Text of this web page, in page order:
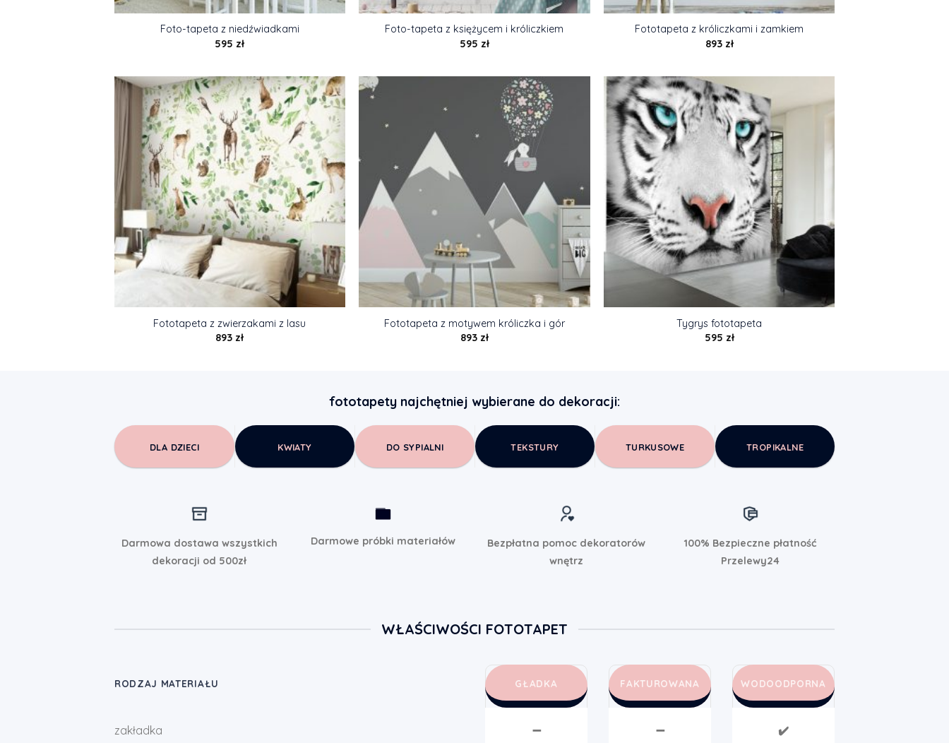
Foto-tapeta z niedźwiadkami
595 zł
Foto-tapeta z księżycem i króliczkiem
595 zł
Fototapeta z króliczkami i zamkiem
893 zł
Fototapeta z zwierzakami z lasu
893 zł
Fototapeta z motywem króliczka i gór
893 zł
Tygrys fototapeta
595 zł
fototapety najchętniej wybierane do dekoracji:
DLA DZIECI KWIATY DO SYPIALNI TEKSTURY TURKUSOWE TROPIKALNE
Darmowa dostawa wszystkich
dekoracji od 500zł
Darmowe próbki materiałów
Bezpłatna pomoc dekoratorów
wnętrz
100% Bezpieczne płatność
Przelewy24
WŁAŚCIWOŚCI FOTOTAPET
RODZAJ MATERIAŁU
zakładka
GŁADKA
➖
FAKTUROWANA
➖
WODOODPORNA
✔️